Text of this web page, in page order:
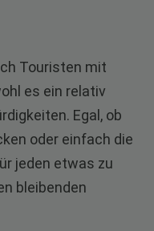
Touristen mit
es ein relativ
Egal, ob
oder einfach die
jeden etwas zu
bleibenden